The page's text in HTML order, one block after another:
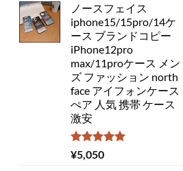
ノースフェイス
iphone15/15pro/14ケ
ース ブランドコピー
iPhone12pro
max/11proケース メン
ズ ファッション north
face アイフォンケース
ぺア 人気 携帯 ケース
激安
5段階中
5.00
¥5,050